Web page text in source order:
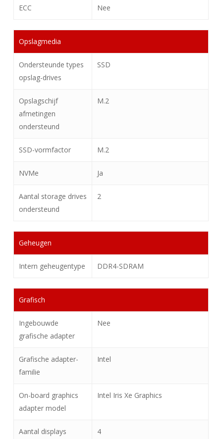
ECC Nee
Opslagmedia
Ondersteunde types
opslag-drives
SSD
Opslagschijf
afmetingen
ondersteund
M.2
SSD-vormfactor M.2
NVMe Ja
Aantal storage drives
ondersteund
2
Geheugen
Intern geheugentype DDR4-SDRAM
Grafisch
Ingebouwde
grafische adapter
Nee
Grafische adapter-
familie
Intel
On-board graphics
adapter model
Intel Iris Xe Graphics
Aantal displays
4